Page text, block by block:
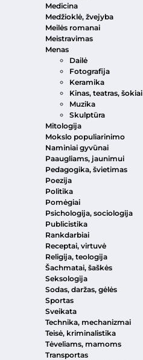
Medicina
Medžioklė, žvejyba
Meilės romanai
Meistravimas
Menas
Dailė
Fotografija
Keramika
Kinas, teatras, šokiai
Muzika
Skulptūra
Mitologija
Mokslo populiarinimo
Naminiai gyvūnai
Paaugliams, jaunimui
Pedagogika, švietimas
Poezija
Politika
Pomėgiai
Psichologija, sociologija
Publicistika
Rankdarbiai
Receptai, virtuvė
Religija, teologija
Šachmatai, šaškės
Seksologija
Sodas, daržas, gėlės
Sportas
Sveikata
Technika, mechanizmai
Teisė, kriminalistika
Tėveliams, mamoms
Transportas